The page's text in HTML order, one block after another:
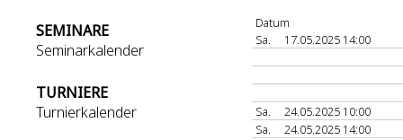
SEMINARE
Seminarkalender
TURNIERE
Turnierkalender
Datum
Sa.
17.05.2025 14:00
Sa.
24.05.2025 10:00
Sa.
24.05.2025 14:00